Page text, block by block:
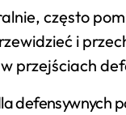
często
i
przejściach
defensywnych